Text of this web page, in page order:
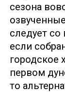
сезона
следует
если
городское
первом
то